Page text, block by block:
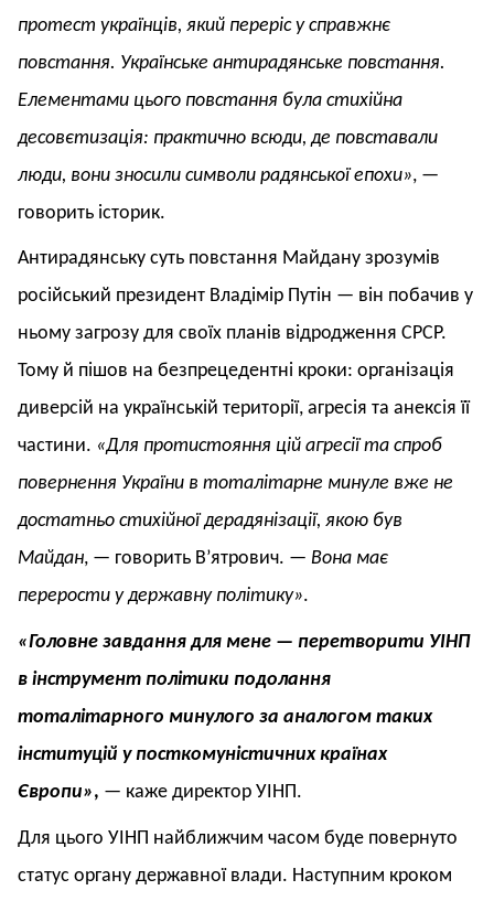
протест українців, який переріс у справжнє
повстання. Українське антирадянське повстання.
Елементами цього повстання була стихійна
десовєтизація: практично всюди, де повставали
люди, вони зносили символи радянської епохи», —
говорить історик.
Антирадянську суть повстання Майдану зрозумів
російський президент Владімір Путін — він побачив у
ньому загрозу для своїх планів відродження СРСР.
Тому й пішов на безпрецедентні кроки: організація
диверсій на українській території, агресія та анексія її
частини. «Для протистояння цій агресії та спроб
повернення України в тоталітарне минуле вже не
достатньо стихійної дерадянізації, якою був
Майдан, — говорить В’ятрович. — Вона має
перерости у державну політику».
«Головне завдання для мене — перетворити УІНП
в інструмент політики подолання
тоталітарного минулого за аналогом таких
інституцій у посткомуністичних країнах
Європи», — каже директор УІНП.
Для цього УІНП найближчим часом буде повернуто
статус органу державної влади. Наступним кроком